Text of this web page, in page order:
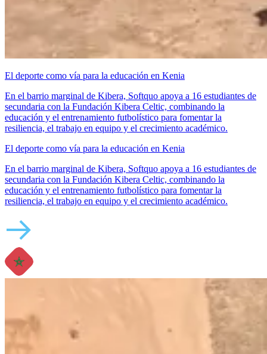
El deporte como vía para la educación en Kenia
En el barrio marginal de Kibera, Softquo apoya a 16 estudiantes de
secundaria con la Fundación Kibera Celtic, combinando la
educación y el entrenamiento futbolístico para fomentar la
resiliencia, el trabajo en equipo y el crecimiento académico.
El deporte como vía para la educación en Kenia
En el barrio marginal de Kibera, Softquo apoya a 16 estudiantes de
secundaria con la Fundación Kibera Celtic, combinando la
educación y el entrenamiento futbolístico para fomentar la
resiliencia, el trabajo en equipo y el crecimiento académico.